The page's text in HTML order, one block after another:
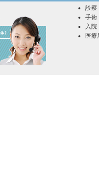
診察
手術
入院
医療